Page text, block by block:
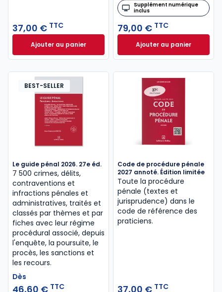
37,00 € TTC
Ajouter au panierCode de procédure civile 2027 annoté. Édition
Supplément numérique
inclus
79,00 € TTC
Ajouter au panier
Code du travail
BEST-SELLER
Le guide pénal 2026. 27e éd.
7 500 crimes, délits,
contraventions et
infractions pénales et
administratives, traités et
classés par thèmes et par
fiches avec leur régime
procédural associé, depuis
l'enquête, la poursuite, le
procès, les sanctions et
les recours.
Dès
46,60 € TTC
Code de procédure pénale
2027 annoté. Édition limitée
Toute la procédure
pénale (textes et
jurisprudence) dans le
code de référence des
praticiens.
37,00 € TTC